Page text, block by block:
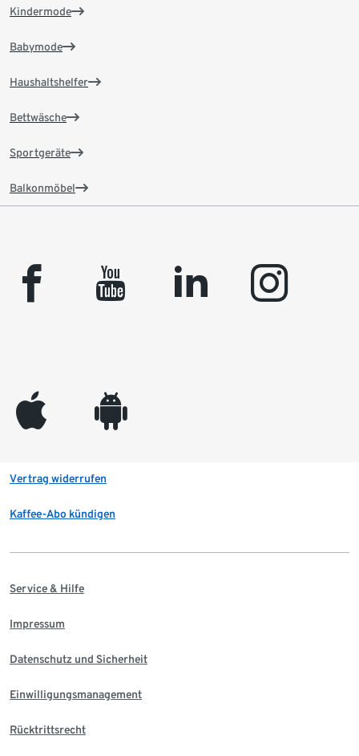
Kindermode
Babymode
Haushaltshelfer
Bettwäsche
Sportgeräte
Balkonmöbel
facebook youtube linkedin instagram
appleinc android
Vertrag widerrufen
Kaffee-Abo kündigen
Service & Hilfe
Impressum
Datenschutz und Sicherheit
Einwilligungsmanagement
Rücktrittsrecht